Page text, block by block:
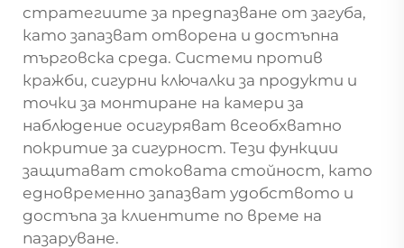
стратегиите за предпазване от загуба,
като запазват отворена и достъпна
търговска среда. Системи против
кражби, сигурни ключалки за продукти и
точки за монтиране на камери за
наблюдение осигуряват всеобхватно
покритие за сигурност. Тези функции
защитават стоковата стойност, като
едновременно запазват удобството и
достъпа за клиентите по време на
пазаруване.